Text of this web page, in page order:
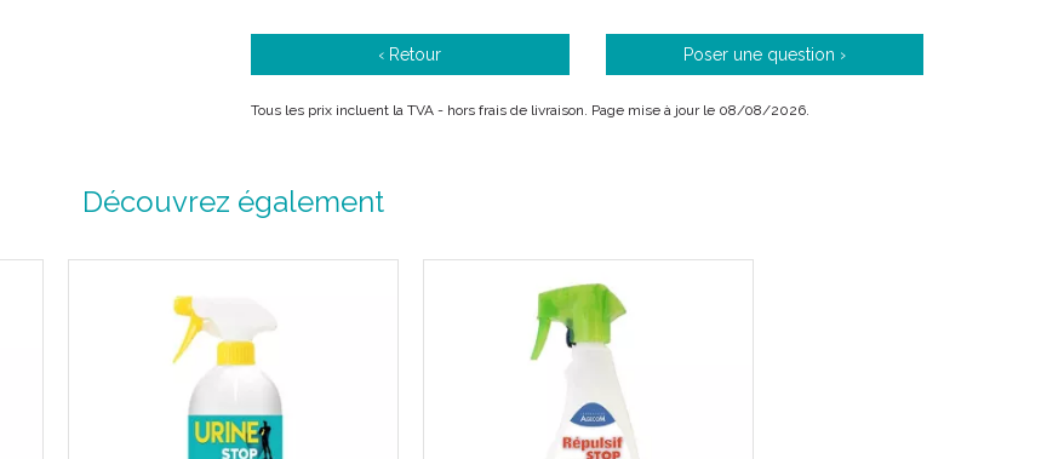
‹ Retour Poser une question ›
Tous les prix incluent la TVA - hors frais de livraison. Page mise à jour le 08/08/2026.
Découvrez également